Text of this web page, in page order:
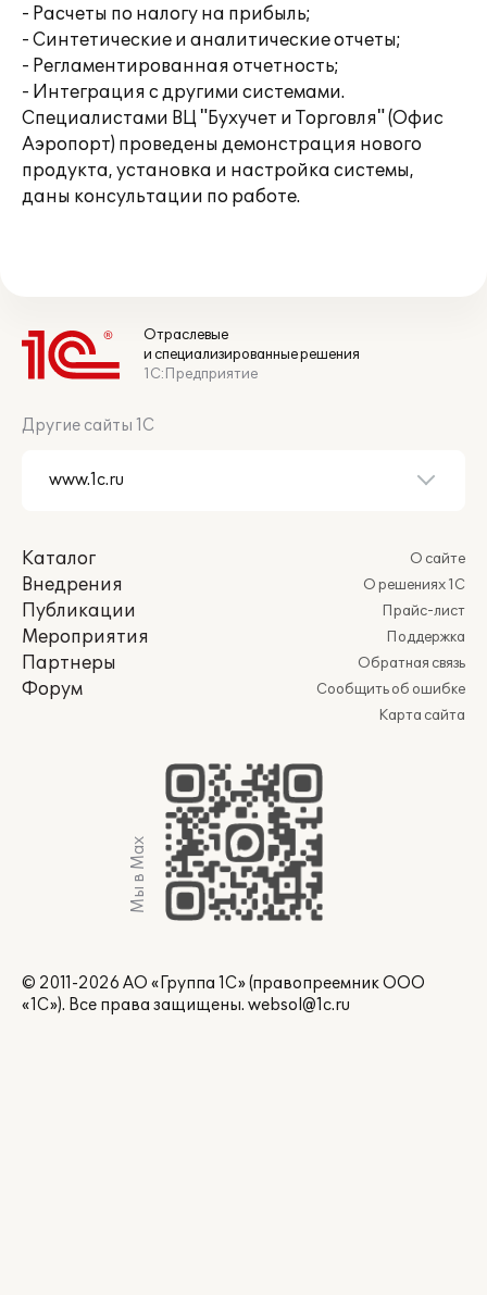
- Расчеты по налогу на прибыль;
- Синтетические и аналитические отчеты;
- Регламентированная отчетность;
- Интеграция с другими системами.
Специалистами ВЦ "Бухучет и Торговля" (Офис
Аэропорт) проведены демонстрация нового
продукта, установка и настройка системы,
даны консультации по работе.
Отраслевые
и специализированные решения
1С:Предприятие
Другие сайты 1С
Каталог
Внедрения
Публикации
Мероприятия
Партнеры
Форум
О сайте
О решениях 1С
Прайс-лист
Поддержка
Обратная связь
Сообщить об ошибке
Карта сайта
Мы в Max
© 2011-2026 АО «Группа 1С» (правопреемник ООО
«1С»). Все права защищены. websol@1c.ru